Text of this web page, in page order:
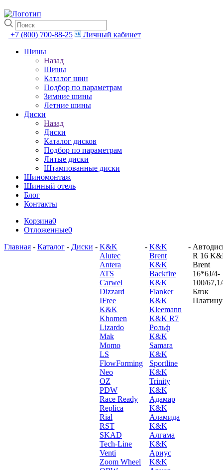
+7 (800) 700-88-25
Личный кабинет
Шины
Назад
Шины
Каталог шин
Подбор по параметрам
Зимние шины
Летние шины
Диски
Назад
Диски
Каталог дисков
Подбор по параметрам
Литые диски
Штампованные диски
Шиномонтаж
Шинный отель
Блог
Контакты
Корзина0
Отложенные0
Главная - Каталог - Диски - K&K
Alutec
Antera
ATS
Carwel
Dizzard
IFree
K&K
Khomen
Lizardo
Mak
Momo
LS
FlowForming
Neo
OZ
PDW
Race Ready
Replica
Rial
RST
SKAD
Tech-Line
Venti
Zoom Wheel
- K&K
Brent
K&K
Backfire
K&K
Flanker
K&K
Kleemann
K&K R7
Рольф
K&K
Samara
K&K
Sportline
K&K
Trinity
K&K
Адамар
K&K
Аламида
K&K
Алгама
K&K
Ариус
K&K
-
R 16
Brent
16*6J/4-
100/
Блэк